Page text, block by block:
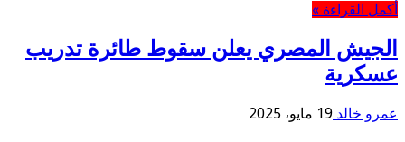
أكمل القراءة »
الجيش المصري يعلن سقوط طائرة تدريب
عسكرية
عمرو خالد 19 مايو، 2025